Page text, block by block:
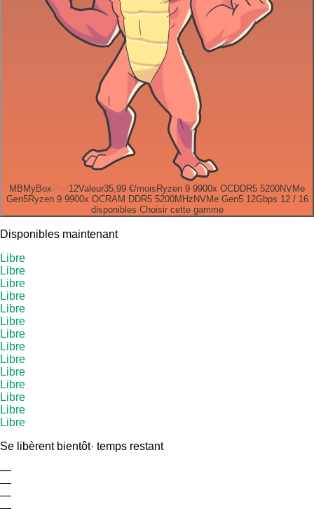
MB MyBoxPerf12Valeur35,99 €/mois Ryzen 9 9900x OCDDR5 5200NVMe
Gen5Ryzen 9 9900x OCRAM DDR5 5200MHz NVMe Gen5 12Gbps 12 / 16
disponibles Choisir cette gamme
Disponibles maintenant
Libre
Libre
Libre
Libre
Libre
Libre
Libre
Libre
Libre
Libre
Libre
Libre
Libre
Libre
Se libèrent bientôt· temps restant
—
—
—